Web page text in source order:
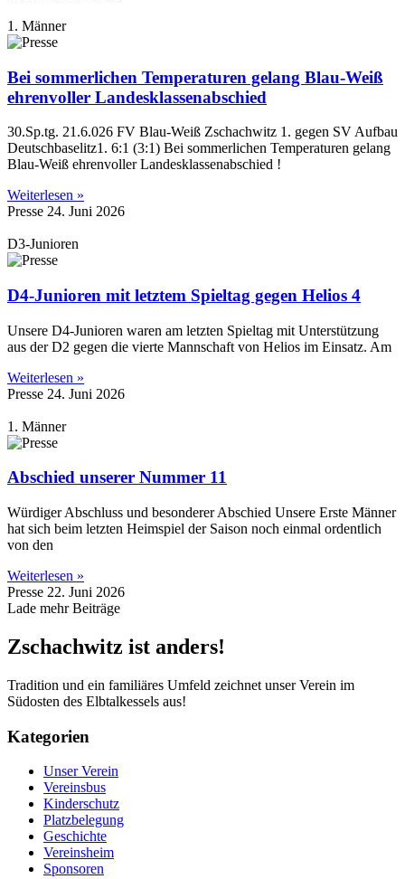
1. Männer
Bei sommerlichen Temperaturen gelang Blau-Weiß
ehrenvoller Landesklassenabschied
30.Sp.tg. 21.6.026 FV Blau-Weiß Zschachwitz 1. gegen SV Aufbau
Deutschbaselitz1. 6:1 (3:1) Bei sommerlichen Temperaturen gelang
Blau-Weiß ehrenvoller Landesklassenabschied !
Weiterlesen »
Presse 24. Juni 2026
D3-Junioren
D4-Junioren mit letztem Spieltag gegen Helios 4
Unsere D4-Junioren waren am letzten Spieltag mit Unterstützung
aus der D2 gegen die vierte Mannschaft von Helios im Einsatz. Am
Weiterlesen »
Presse 24. Juni 2026
1. Männer
Abschied unserer Nummer 11
Würdiger Abschluss und besonderer Abschied Unsere Erste Männer
hat sich beim letzten Heimspiel der Saison noch einmal ordentlich
von den
Weiterlesen »
Presse 22. Juni 2026
Lade mehr Beiträge
Zschachwitz ist anders!
Tradition und ein familiäres Umfeld zeichnet unser Verein im
Südosten des Elbtalkessels aus!
Kategorien
Unser Verein
Vereinsbus
Kinderschutz
Platzbelegung
Geschichte
Vereinsheim
Sponsoren